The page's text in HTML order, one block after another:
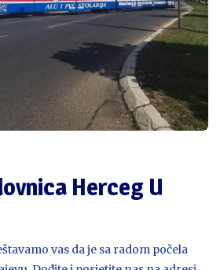
Herceg U
vas da je sa radom počela